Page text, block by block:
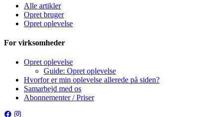
Alle artikler
Opret bruger
Opret oplevelse
For virksomheder
Opret oplevelse
Guide: Opret oplevelse
Hvorfor er min oplevelse allerede på siden?
Samarbejd med os
Abonnementer / Priser